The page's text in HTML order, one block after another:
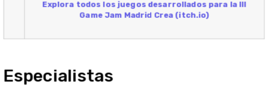
Explora todos los juegos desarrollados para la III
Game Jam Madrid Crea (itch.io)
Especialistas